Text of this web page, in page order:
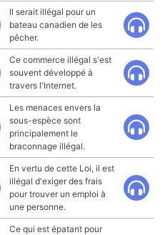
Il serait illégal pour un
bateau canadien de les
pêcher.
Ce commerce illégal s'est
souvent développé à
travers l'Internet.
Les menaces envers la
sous-espèce sont
principalement le
braconnage illégal.
En vertu de cette Loi, il est
illégal d'exiger des frais
pour trouver un emploi à
une personne.
Ce qui est épatant pour